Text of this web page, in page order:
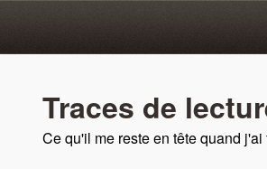
Traces de
Ce qu'il me reste en tête quand